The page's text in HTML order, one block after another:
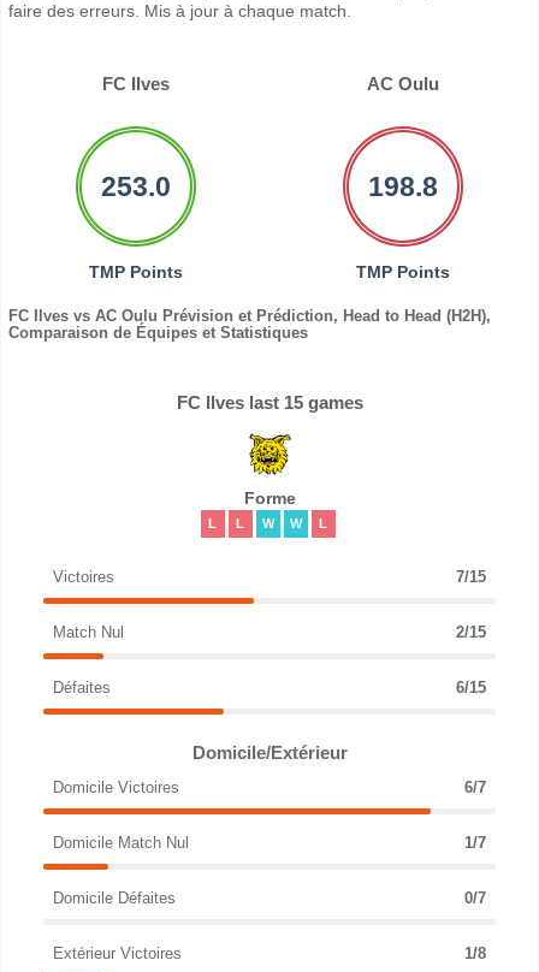
faire des erreurs. Mis à jour à chaque match.
FC Ilves AC Oulu
253.0
TMP Points
198.8
TMP Points
FC Ilves vs AC Oulu Prévision et Prédiction, Head to Head (H2H),
Comparaison de Équipes et Statistiques
FC Ilves last 15 games
Forme
L L W W L
Victoires 7/15
Match Nul 2/15
Défaites 6/15
Domicile/Extérieur
Domicile Victoires 6/7
Domicile Match Nul 1/7
Domicile Défaites 0/7
Extérieur Victoires 1/8